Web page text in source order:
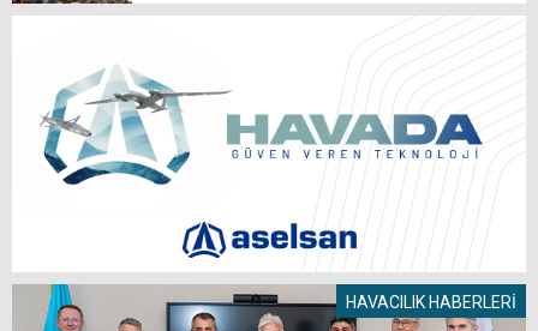
HAVACILIK HABERLERİ